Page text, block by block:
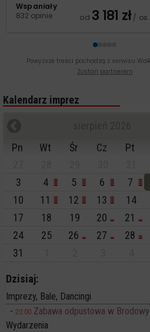
Wspaniały
832 opinie
od 3 181 zł/ os.
Powyższe treści pochodzą z serwisu
Zostań partnerem
Kalendarz imprez
Pn
Wt Śr Cz Pt
3
4 5 6 7
10
11 12 13 14
17
18 19 20 21
24
25 26 27 28
31
Dzisiaj:
Imprezy, Bale, Dancingi
20:00 Zabawa odpustowa w
Wydarzenia